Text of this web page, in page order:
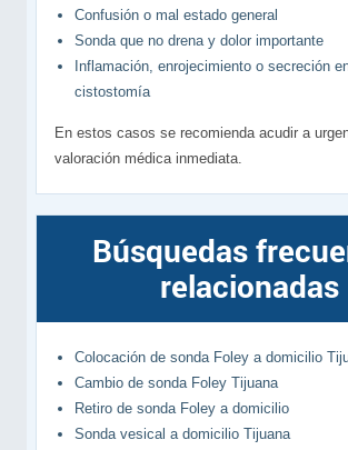
Confusión o mal estado general
Sonda que no drena y dolor importante
Inflamación, enrojecimiento o secreción
cistostomía
En estos casos se recomienda acudir a
valoración médica inmediata.
Búsquedas
relacionadas
Colocación de sonda Foley a domicilio
Cambio de sonda Foley Tijuana
Retiro de sonda Foley a domicilio
Sonda vesical a domicilio Tijuana